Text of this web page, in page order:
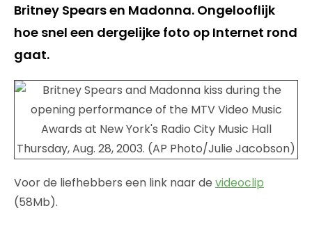
Britney Spears en Madonna. Ongelooflijk
hoe snel een dergelijke foto op Internet rond
gaat.
Voor de liefhebbers een link naar de videoclip
(58Mb).